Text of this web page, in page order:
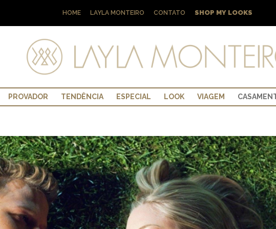
HOME LAYLA MONTEIRO CONTATO SHOP MY LOOKS
PROVADOR TENDÊNCIA ESPECIAL LOOK VIAGEM